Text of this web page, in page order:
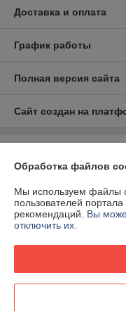
Доставка и оплата
График работы
Полная версия сайта
Сайт создан на
Витебская обл., г. Орша, ул.
Регистрационный номер
Регистрационный орган:
Дата регистрации
Обработка файлов
Мы используем файлы
пользователей
рекомендаций. Вы
отключить их.